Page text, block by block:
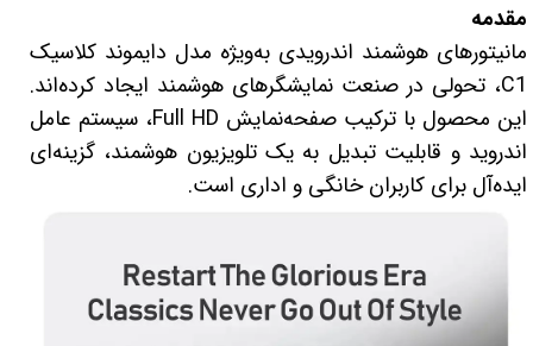
مقدمه
مانیتورهای هوشمند اندرویدی به‌ویژه مدل دایموند کلاسیک
C1، تحولی در صنعت نمایشگرهای هوشمند ایجاد کرده‌اند.
این محصول با ترکیب صفحه‌نمایش Full HD، سیستم عامل
اندروید و قابلیت تبدیل به یک تلویزیون هوشمند، گزینه‌ای
ایده‌آل برای کاربران خانگی و اداری است.